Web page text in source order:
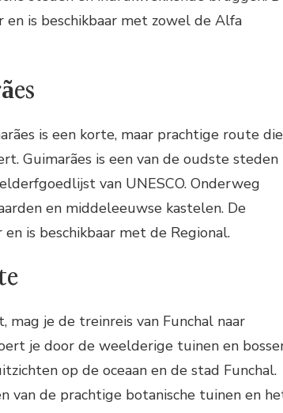
is beschikbaar met zowel de Alfa
is een korte, maar prachtige route die
Guimarães is een van de oudste steden
van UNESCO. Onderweg
en middeleeuwse kastelen. De
is beschikbaar met de Regional.
je de treinreis van Funchal naar
je door de weelderige tuinen en
op de oceaan en de stad Funchal.
van de prachtige botanische tuinen en